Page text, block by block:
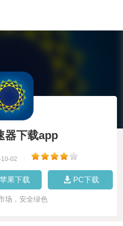
器下载app
02
苹果下载 PC下载
场，安全绿色